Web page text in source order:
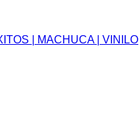
| MACHUCA | VINILO